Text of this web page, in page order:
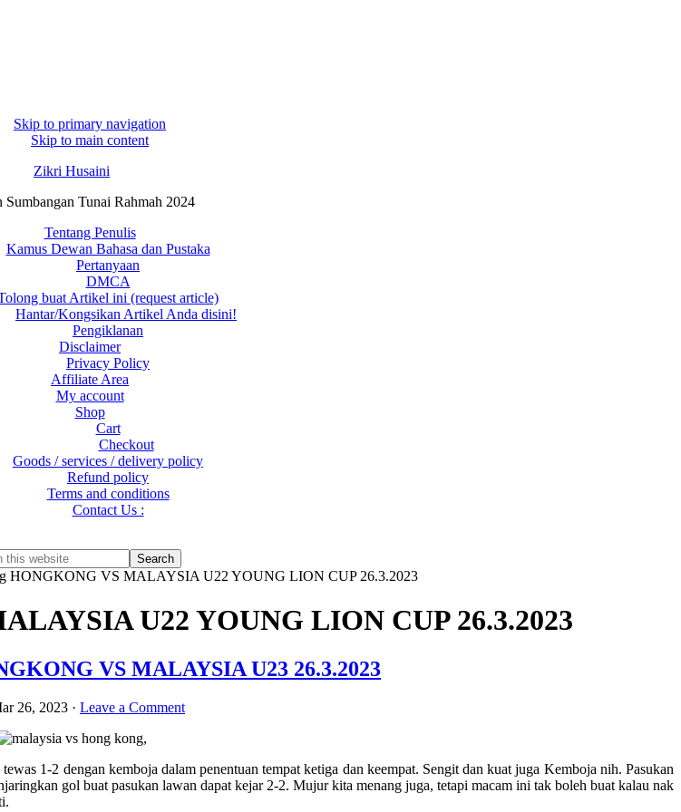
Skip to primary navigation
Skip to main content
Zikri Husaini
Sumbangan Tunai Rahmah 2024
Tentang Penulis
Kamus Dewan Bahasa dan Pustaka
Pertanyaan
DMCA
buat Artikel ini (request article)
Hantar/Kongsikan Artikel Anda disini!
Pengiklanan
Disclaimer
Privacy Policy
Affiliate Area
My account
Shop
Cart
Checkout
Goods / services / delivery policy
Refund policy
Terms and conditions
Contact Us :
Hide
HONGKONG VS MALAYSIA U22 YOUNG LION CUP 26.3.2023
U22 YOUNG LION CUP 26.3.2023
VS MALAYSIA U23 26.3.2023
26, 2023 · Leave a Comment
1-2 dengan kemboja dalam penentuan tempat ketiga dan keempat. Sengit dan kuat juga Kemboja nih. Pasukan
gol buat pasukan lawan dapat kejar 2-2. Mujur kita menang juga, tetapi macam ini tak boleh buat kalau nak